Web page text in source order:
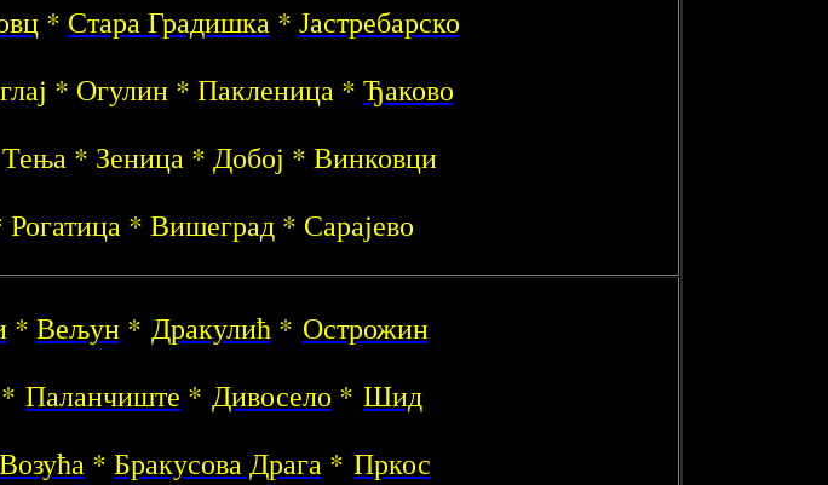
* Стара Градишка* Јастребарско
* Огулин * Пакленица * Ђаково
* Зеница * Добој * Винковци
Рогатица * Вишеград * Сарајево
* Вељун* Дракулић* Острожин
* Паланчиште * Дивосело * Шид
Возућа * Бракусова Драга * Пркос